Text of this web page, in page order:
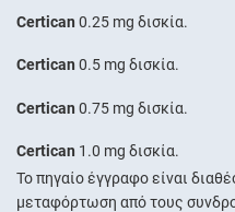
Certican 0.25 mg δισκία.
Certican 0.5 mg δισκία.
Certican 0.75 mg δισκία.
Certican 1.0 mg δισκία.
Το πηγαίο έγγραφο είναι
μεταφόρτωση από τους